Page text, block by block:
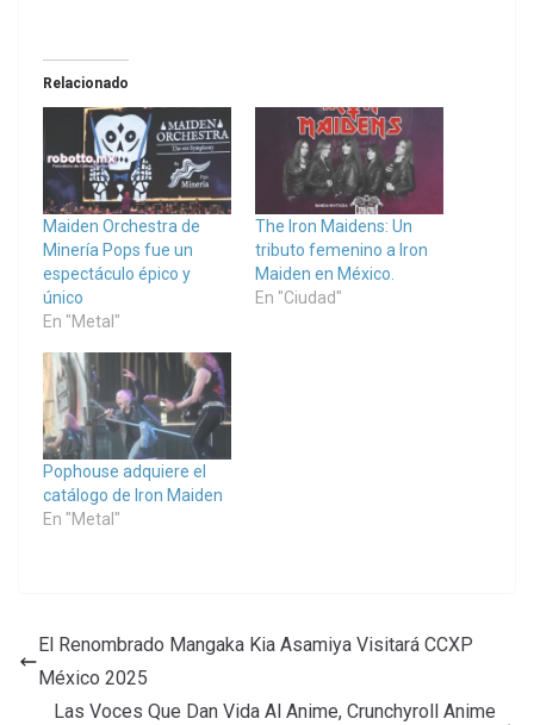
Relacionado
Maiden Orchestra de
Minería Pops fue un
espectáculo épico y
único
En "Metal"
The Iron Maidens: Un
tributo femenino a Iron
Maiden en México.
En "Ciudad"
Pophouse adquiere el
catálogo de Iron Maiden
En "Metal"
El Renombrado Mangaka Kia Asamiya Visitará CCXP
México 2025
Las Voces Que Dan Vida Al Anime, Crunchyroll Anime